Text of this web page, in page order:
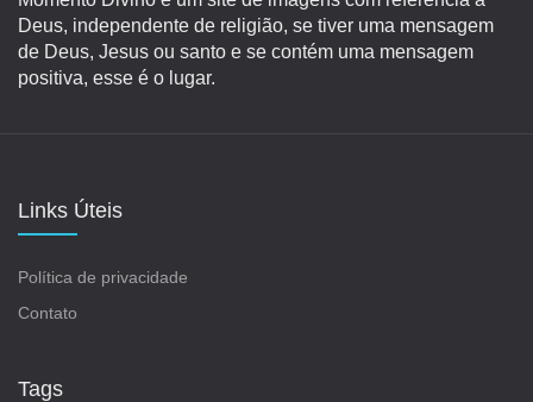
Deus, independente de religião, se tiver uma mensagem
de Deus, Jesus ou santo e se contém uma mensagem
positiva, esse é o lugar.
Links Úteis
Política de privacidade
Contato
Tags